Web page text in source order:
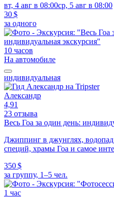
вт, 4 авг в 08:00ср, 5 авг в 08:00
30 $
за одного
10 часов
На автомобиле
индивидуальная
Александр
4,91
23 отзыва
Весь Гоа за один день:
Джиппинг в джунглях, водопад
специй, храмы Гоа и самое
350 $
за группу, 1–5 чел.
1 час